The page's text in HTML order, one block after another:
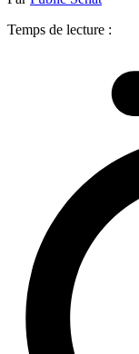
Temps de lecture :